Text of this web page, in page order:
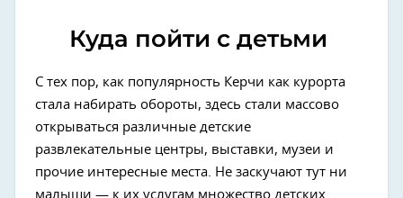
Куда пойти с детьми
С тех пор, как популярность Керчи как курорта
стала набирать обороты, здесь стали массово
открываться различные детские
развлекательные центры, выставки, музеи и
прочие интересные места. Не заскучают тут ни
малыши — к их услугам множество детских